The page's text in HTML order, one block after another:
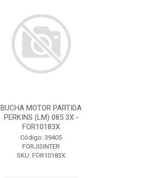
BUCHA MOTOR PARTIDA
PERKINS (LM) 085 3X -
FOR10183X
Código: 39405
FORJISINTER
SKU: FOR10183X